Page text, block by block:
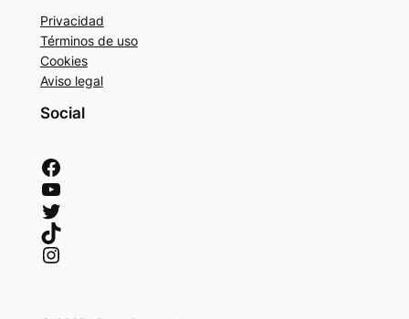
Privacidad
Términos de uso
Cookies
Aviso legal
Social
Facebook
YouTube
Twitter
TikTok
Instagram